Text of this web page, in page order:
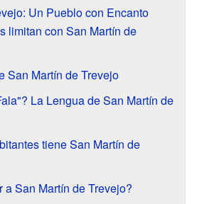
Un Pueblo con Encanto
limitan con San Martín de
San Martín de Trevejo
La Lengua de San Martín de
tiene San Martín de
a San Martín de Trevejo?